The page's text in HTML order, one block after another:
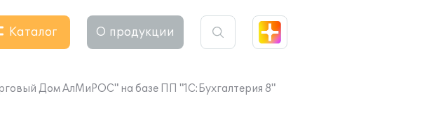
Каталог О продукции
Дом АлМиРОС" на базе ПП "1С:Бухгалтерия 8"